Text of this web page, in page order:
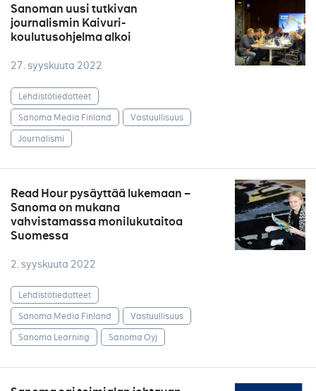
Sanoman uusi tutkivan
journalismin Kaivuri-
koulutusohjelma alkoi
27. syyskuuta 2022
Lehdistötiedotteet
Sanoma Media Finland
Vastuullisuus
Journalismi
Read Hour pysäyttää lukemaan –
Sanoma on mukana
vahvistamassa monilukutaitoa
Suomessa
2. syyskuuta 2022
Lehdistötiedotteet
Sanoma Media Finland
Vastuullisuus
Sanoma Learning
Sanoma Oyj